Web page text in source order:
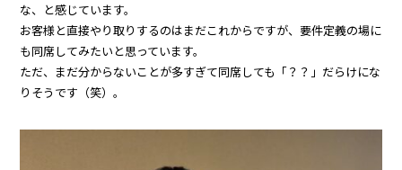
な、と感じています。
お客様と直接やり取りするのはまだこれからですが、要件定義の場に
も同席してみたいと思っています。
ただ、まだ分からないことが多すぎて同席しても「？？」だらけにな
りそうです（笑）。